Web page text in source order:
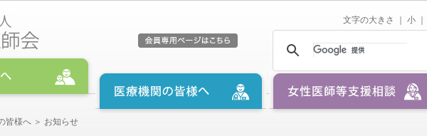
文字の大きさ ｜ 小
皆様へ ＞ お知らせ